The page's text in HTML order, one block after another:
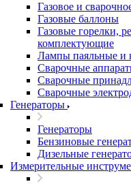
Газовое и
Газовые баллоны
Газовые горелки,
комплектующие
Лампы паяльные и
Сварочные
Сварочные
Сварочные
Генераторы
Генераторы
Бензиновые
Дизельные
Измерительные